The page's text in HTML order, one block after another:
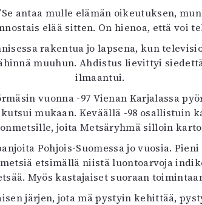
antaa mulle elämän oikeutuksen,
elää sitten. On hienoa, että voi
rakentua jo lapsena, kun
muuhun. Ahdistus lievittyi
ilmaantui.
vuonna -97 Vienan Karjalassa
mukaan. Keväällä -98
joita Metsäryhmä silloin
Pohjois-Suomessa jo vuosia.
etsimällä niistä luontoarvoja
Myös kastajaiset suoraan
järjen, jota mä pystyin kehittää,